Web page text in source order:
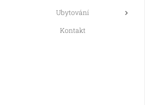
Ubytování
Kontakt